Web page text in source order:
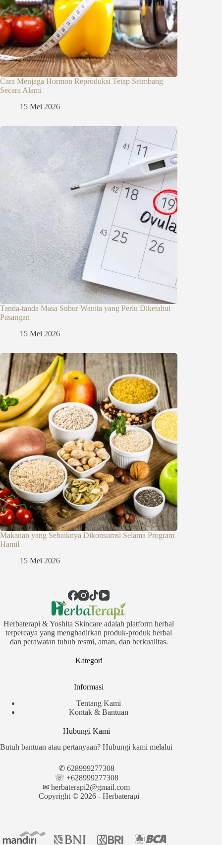
Cara Menjaga Hormon Reproduksi Tetap Seimbang
Secara Alami
15 Mei 2026
Tanda-tanda Masa Subur Wanita yang Perlu Diketahui
Pasangan
15 Mei 2026
Makanan yang Sebaiknya Dikonsumsi Selama Program
Hamil
15 Mei 2026
Herbaterapi & Yoshita Skincare adalah platform herbal
terpercaya yang menghadirkan produk-produk herbal
dan perawatan tubuh resmi, aman, dan berkualitas.
Kategori
Informasi
Tentang Kami
Kontak & Bantuan
Hubungi Kami
Butuh bantuan atau pertanyaan? Hubungi kami melalui
✆ 628999277308
☏ +628999277308
✉︎ herbaterapi2@gmail.com
Copyright © 2026 - Herbaterapi